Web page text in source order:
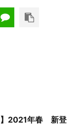
】2021年春 新登